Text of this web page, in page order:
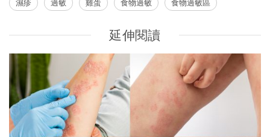
濕疹 過敏 雞蛋 食物過敏 食物過敏區
延伸閱讀